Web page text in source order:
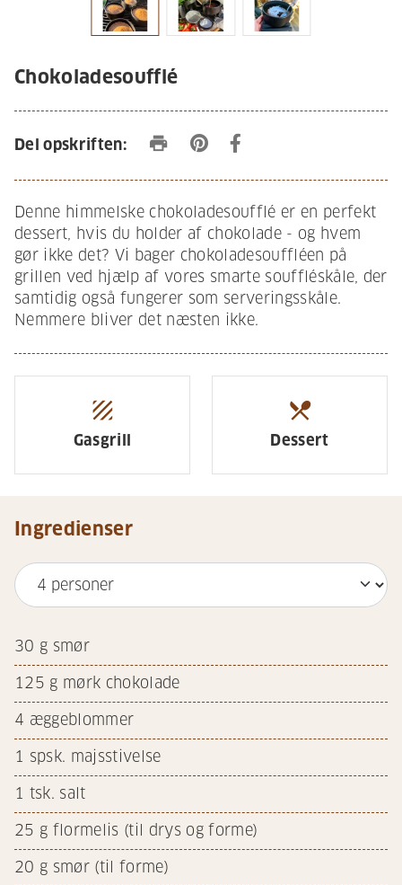
Chokoladesoufflé
Del opskriften: print
Denne himmelske chokoladesoufflé er en perfekt
dessert, hvis du holder af chokolade - og hvem
gør ikke det? Vi bager chokoladesouffléen på
grillen ved hjælp af vores smarte souffléskåle, der
samtidig også fungerer som serveringsskåle.
Nemmere bliver det næsten ikke.
texture
Gasgrill
restaurant_menu
Dessert
Ingredienser
30 g smør
125 g mørk chokolade
4 æggeblommer
1 spsk. majsstivelse
1 tsk. salt
25 g flormelis (til drys og forme)
20 g smør (til forme)